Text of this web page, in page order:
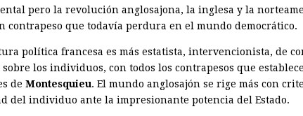
pero la revolución anglosajona, la inglesa y la
contrapeso que todavía perdura en el mundo democrático.
política francesa es más estatista, intervencionista, de
sobre los individuos, con todos los contrapesos que
de Montesquieu. El mundo anglosajón se rige más con
del individuo ante la impresionante potencia del Estado.